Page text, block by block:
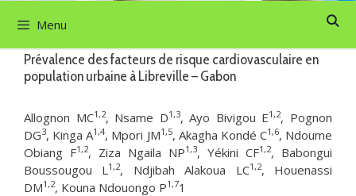
Menu
Prévalence des facteurs de risque cardiovasculaire en
population urbaine à Libreville – Gabon
Allognon MC1,2, Nsame D1,3, Ayo Bivigou E1,2, Pognon
DG3, Kinga A1,4, Mpori JM1,5, Akagha Kondé C1,6, Ndoume
Obiang F1,2, Ziza Ngaila NP1,3, Yékini CF1,2, Babongui
Boussougou L1,2, Ndjibah Alakoua LC1,2, Houenassi
DM1,2, Kouna Ndouongo P1,71